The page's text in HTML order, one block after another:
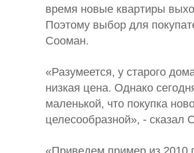
время новые квартиры
Поэтому выбор для
Сооман.
«Разумеется, у старого
низкая цена. Однако
маленькой, что покупка
целесообразной», - сказал